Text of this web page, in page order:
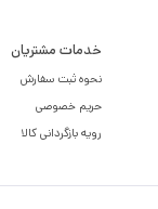
خدمات مشتریان
نحوه ثبت سفارش
حریم خصوصی
رویه بازگردانی کالا